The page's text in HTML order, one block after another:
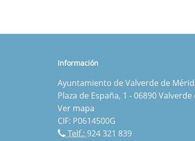
Información
Ayuntamiento de Valverde de
Plaza de España, 1 - 06890
Ver mapa
CIF: P0614500G
Telf.:924 321 839